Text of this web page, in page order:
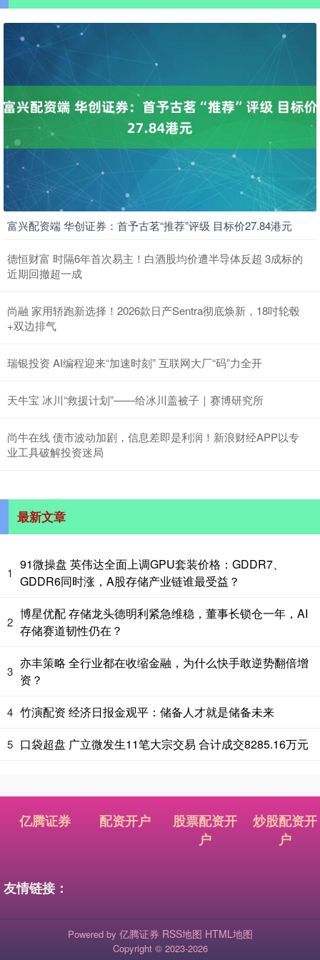
富兴配资端 华创证券：首予古茗“推荐”评级 目标价27.84港元
德恒财富 时隔6年首次易主！白酒股均价遭半导体反超 3成标的
近期回撤超一成
尚融 家用轿跑新选择！2026款日产Sentra彻底焕新，18吋轮毂
+双边排气
瑞银投资 AI编程迎来“加速时刻” 互联网大厂“码”力全开
天牛宝 冰川“救援计划”——给冰川盖被子｜赛博研究所
尚牛在线 债市波动加剧，信息差即是利润！新浪财经APP以专
业工具破解投资迷局
最新文章
1
91微操盘 英伟达全面上调GPU套装价格：GDDR7、
GDDR6同时涨，A股存储产业链谁最受益？
2
博星优配 存储龙头德明利紧急维稳，董事长锁仓一年，AI
存储赛道韧性仍在？
3
亦丰策略 全行业都在收缩金融，为什么快手敢逆势翻倍增
资？
4 竹演配资 经济日报金观平：储备人才就是储备未来
5 口袋超盘 广立微发生11笔大宗交易 合计成交8285.16万元
亿腾证券 配资开户
股票配资开
户
炒股配资开
户
友情链接：
Powered by 亿腾证券 RSS地图 HTML地图
Copyright © 2023-2026